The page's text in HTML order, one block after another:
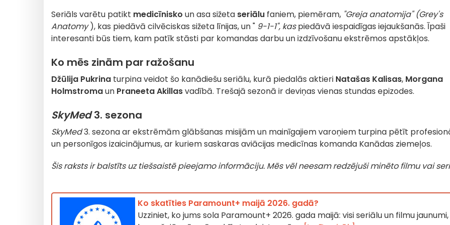
Seriāls varētu patikt medicīnisko un asa sižeta seriālu faniem, piemēram, "Greja anatomija" (Grey's
Anatomy), kas piedāvā cilvēciskas sižeta līnijas, un " 9-1-1", kaspiedāvā iespaidīgas iejaukšanās. Īpaši
interesanti būs tiem, kam patīk stāsti par komandas darbu un izdzīvošanu ekstrēmos apstākļos.
Ko mēs zinām par ražošanu
Džūlija Pukrina turpina veidot šo kanādiešu seriālu, kurā piedalās aktieri Natašas Kalisas, Morgana
Holmstromaun Praneeta Akillasvadībā. Trešajā sezonā ir deviņas vienas stundas epizodes.
SkyMed3. sezona
SkyMed3. sezona ar ekstrēmām glābšanas misijām un mainīgajiem varoņiem turpina pētīt
un personīgos izaicinājumus, ar kuriem saskaras aviācijas medicīnas komanda Kanādas ziemeļos.
Šis raksts ir balstīts uz tiešsaistē pieejamo informāciju. Mēs vēl neesam redzējuši minēto filmu vai
Ko skatīties Paramount+ maijā 2026. gadā?
Uzziniet, ko jums sola Paramount+ 2026. gada maijā: visi seriālu un filmu jaunumi,